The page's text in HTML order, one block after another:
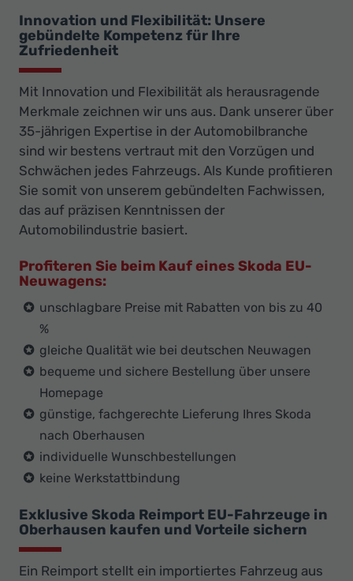
Innovation und Flexibilität: Unsere
gebündelte Kompetenz für Ihre
Zufriedenheit
Mit Innovation und Flexibilität als herausragende
Merkmale zeichnen wir uns aus. Dank unserer über
35-jährigen Expertise in der Automobilbranche
sind wir bestens vertraut mit den Vorzügen und
Schwächen jedes Fahrzeugs. Als Kunde profitieren
Sie somit von unserem gebündelten Fachwissen,
das auf präzisen Kenntnissen der
Automobilindustrie basiert.
Profiteren Sie beim Kauf eines Skoda EU-
Neuwagens:
unschlagbare Preise mit Rabatten von bis zu 40
%
gleiche Qualität wie bei deutschen Neuwagen
bequeme und sichere Bestellung über unsere
Homepage
günstige, fachgerechte Lieferung Ihres Skoda
nach Oberhausen
individuelle Wunschbestellungen
keine Werkstattbindung
Exklusive Skoda Reimport EU-Fahrzeuge in
Oberhausen kaufen und Vorteile sichern
Ein Reimport stellt ein importiertes Fahrzeug aus